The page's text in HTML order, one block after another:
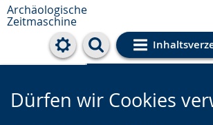
Archäologische
Zeitmaschine
Cookie-
Dürfen wir Cookies